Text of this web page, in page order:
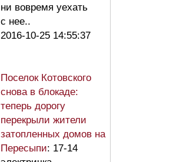
ни вовремя уехать
с нее..
2016-10-25 14:55:37
Поселок Котовского
снова в блокаде:
теперь дорогу
перекрыли жители
затопленных домов на
Пересыпи: 17-14